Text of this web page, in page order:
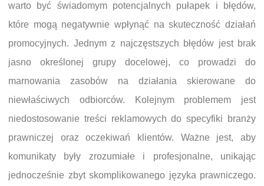
warto być świadomym potencjalnych pułapek i błędów,
które mogą negatywnie wpłynąć na skuteczność działań
promocyjnych. Jednym z najczęstszych błędów jest brak
jasno określonej grupy docelowej, co prowadzi do
marnowania zasobów na działania skierowane do
niewłaściwych odbiorców. Kolejnym problemem jest
niedostosowanie treści reklamowych do specyfiki branży
prawniczej oraz oczekiwań klientów. Ważne jest, aby
komunikaty były zrozumiałe i profesjonalne, unikając
jednocześnie zbyt skomplikowanego języka prawniczego.